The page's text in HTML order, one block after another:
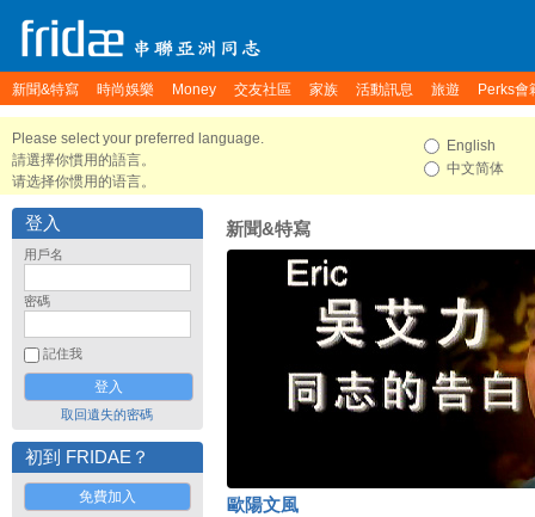
新聞&特寫 時尚娛樂 Money 交友社區 家族 活動訊息 旅遊 Perks會
Please select your preferred language.
請選擇你慣用的語言。
请选择你惯用的语言。
English
中文简体
登入
用戶名
密碼
記住我
取回遺失的密碼
初到 FRIDAE？
免費加入
新聞&特寫
歐陽文風